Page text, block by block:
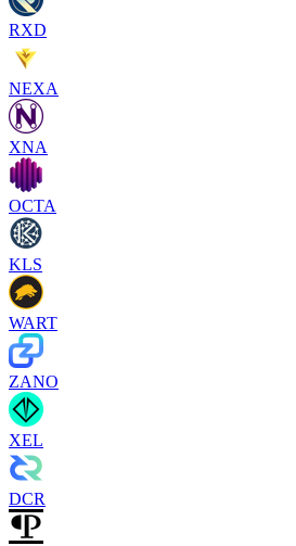
RXD
NEXA
XNA
OCTA
KLS
WART
ZANO
XEL
DCR